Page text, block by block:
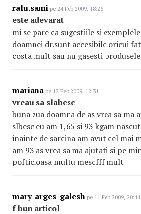
ralu.sami pe 24 Feb 2009, 18:26
este adevarat
mi se pare ca sugestiile si
doamnei dr.sunt accesibile oricui
costa mult sau nu gasesti
mariana pe 12 Feb 2009, 12:31
vreau sa slabesc
buna zua doamna dc as vrea sa ma
slbesc eu am 1,65 si 93 kgam
inainte de sarcina am avut cel mai
am 93 as vrea sa ma ajutati si pe
pofticioasa multu mescfff mult
mary-arges-galesh pe 11 Feb 2009, 20:44
f bun articol